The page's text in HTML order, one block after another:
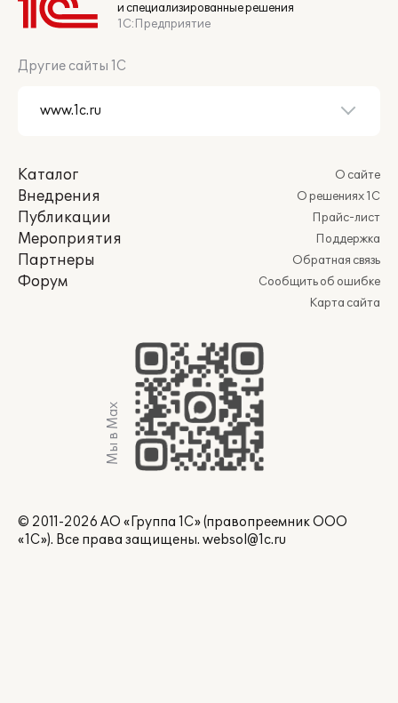
и специализированные решения
1С:Предприятие
Другие сайты 1С
Каталог
Внедрения
Публикации
Мероприятия
Партнеры
Форум
О сайте
О решениях 1С
Прайс-лист
Поддержка
Обратная связь
Сообщить об ошибке
Карта сайта
Мы в Max
© 2011-2026 АО «Группа 1С» (правопреемник ООО
«1С»). Все права защищены. websol@1c.ru